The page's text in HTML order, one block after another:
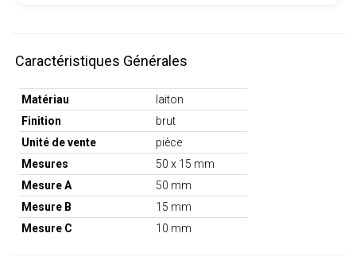
Caractéristiques Générales
Matériau
laiton
Finition
brut
Unité de vente
pièce
Mesures
50 x 15 mm
Mesure A
50 mm
Mesure B
15 mm
Mesure C
10 mm